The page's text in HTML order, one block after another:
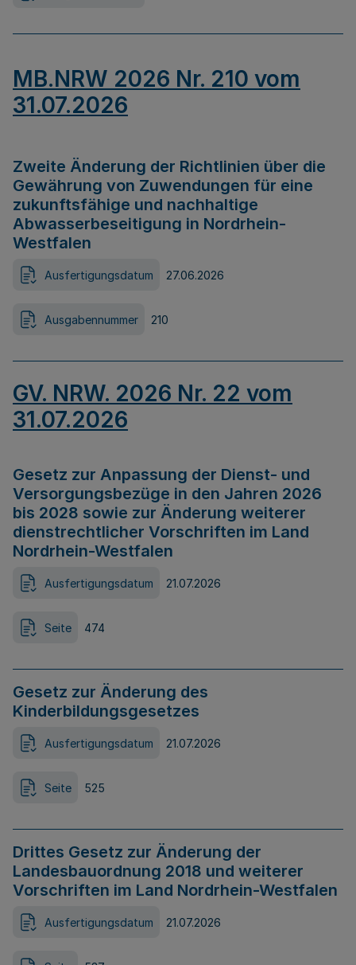
MB.NRW 2026 Nr. 210 vom
31.07.2026
Zweite Änderung der Richtlinien über die
Gewährung von Zuwendungen für eine
zukunftsfähige und nachhaltige
Abwasserbeseitigung in Nordrhein-
Westfalen
Ausfertigungsdatum 27.06.2026
Ausgabennummer 210
GV. NRW. 2026 Nr. 22 vom
31.07.2026
Gesetz zur Anpassung der Dienst- und
Versorgungsbezüge in den Jahren 2026
bis 2028 sowie zur Änderung weiterer
dienstrechtlicher Vorschriften im Land
Nordrhein-Westfalen
Ausfertigungsdatum 21.07.2026
Seite 474
Gesetz zur Änderung des
Kinderbildungsgesetzes
Ausfertigungsdatum 21.07.2026
Seite 525
Drittes Gesetz zur Änderung der
Landesbauordnung 2018 und weiterer
Vorschriften im Land Nordrhein-Westfalen
Ausfertigungsdatum 21.07.2026